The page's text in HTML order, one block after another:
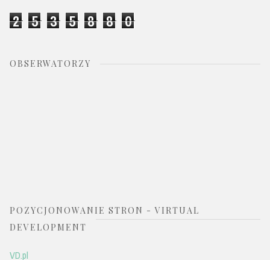
2 5 3 5 8 8 0
OBSERWATORZY
POZYCJONOWANIE STRON - VIRTUAL
DEVELOPMENT
VD.pl